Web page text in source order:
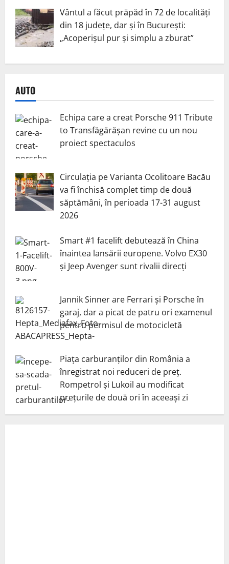
Vântul a făcut prăpăd în 72 de localități
din 18 județe, dar și în București:
„Acoperișul pur și simplu a zburat”
AUTO
Echipa care a creat Porsche 911 Tribute
to Transfăgărășan revine cu un nou
proiect spectaculos
Circulația pe Varianta Ocolitoare Bacău
va fi închisă complet timp de două
săptămâni, în perioada 17-31 august
2026
Smart #1 facelift debutează în China
înaintea lansării europene. Volvo EX30
și Jeep Avenger sunt rivalii direcți
Jannik Sinner are Ferrari și Porsche în
garaj, dar a picat de patru ori examenul
pentru permisul de motocicletă
Piața carburanților din România a
înregistrat noi reduceri de preț.
Rompetrol și Lukoil au modificat
prețurile de două ori în aceeași zi